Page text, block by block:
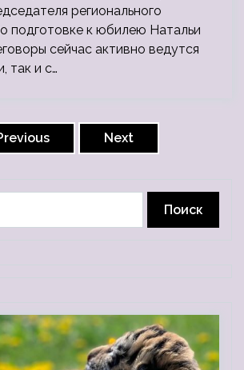
регионального
подготовке к юбилею Натальи
сейчас активно ведутся
так и с…
Next